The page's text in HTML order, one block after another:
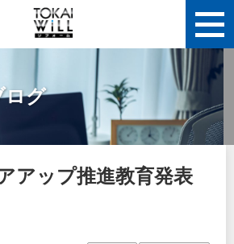
ログ
アップ推進教育発表